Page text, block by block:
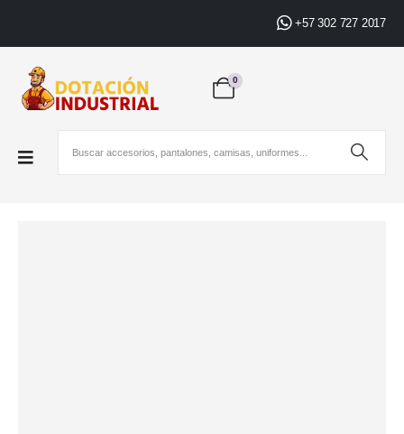
+57 302 727 2017
0